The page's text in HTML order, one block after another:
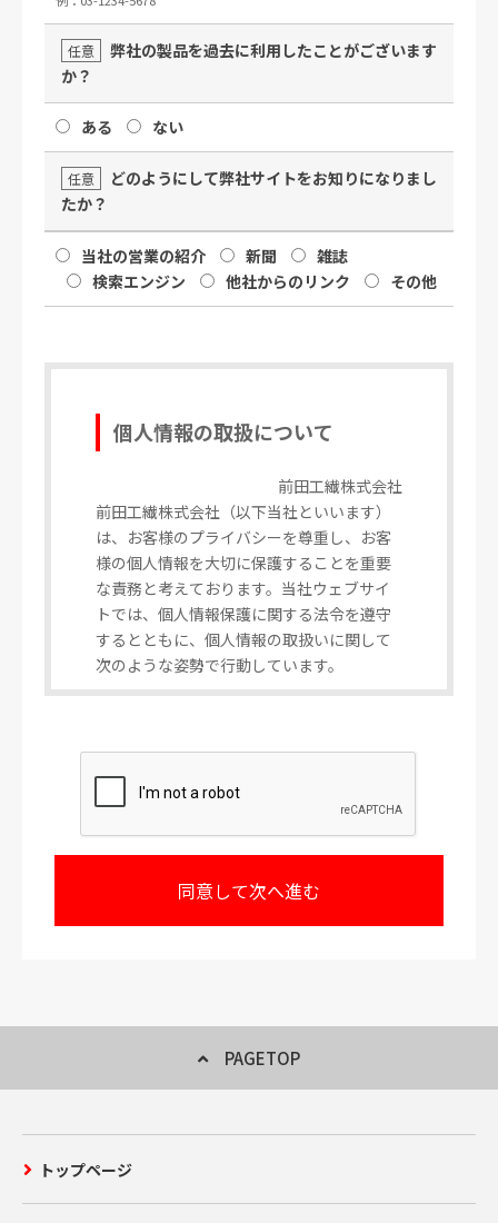
任意
弊社の製品を過去に利用したことがございます
か？
ある ない
任意
どのようにして弊社サイトをお知りになりまし
たか？
当社の営業の紹介 新聞
雑誌
検索エンジン
他社からのリンク その他
個人情報の取扱について
前田工繊株式会社
前田工繊株式会社（以下当社といいます）
は、お客様のプライバシーを尊重し、お客
様の個人情報を大切に保護することを重要
な責務と考えております。当社ウェブサイ
トでは、個人情報保護に関する法令を遵守
するとともに、個人情報の取扱いに関して
次のような姿勢で行動しています。
合、その情報はお客様からのお問い合わせ
並びにご要望に対し、当社が回答又は対応
するため、もしくは個人情報をご提供いた
報を、以下の場合を除き、第三者への開示
PAGETOP
トップページ